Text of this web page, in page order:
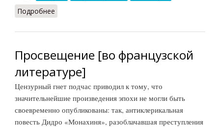
Подробнее
Просвещение [во французской
литературе]
Цензурный гнет подчас приводил к тому, что
значительнейшие произведения эпохи не могли быть
своевременно опубликованы: так, антиклерикальная
повесть Дидро «Монахиня», разоблачавшая преступления